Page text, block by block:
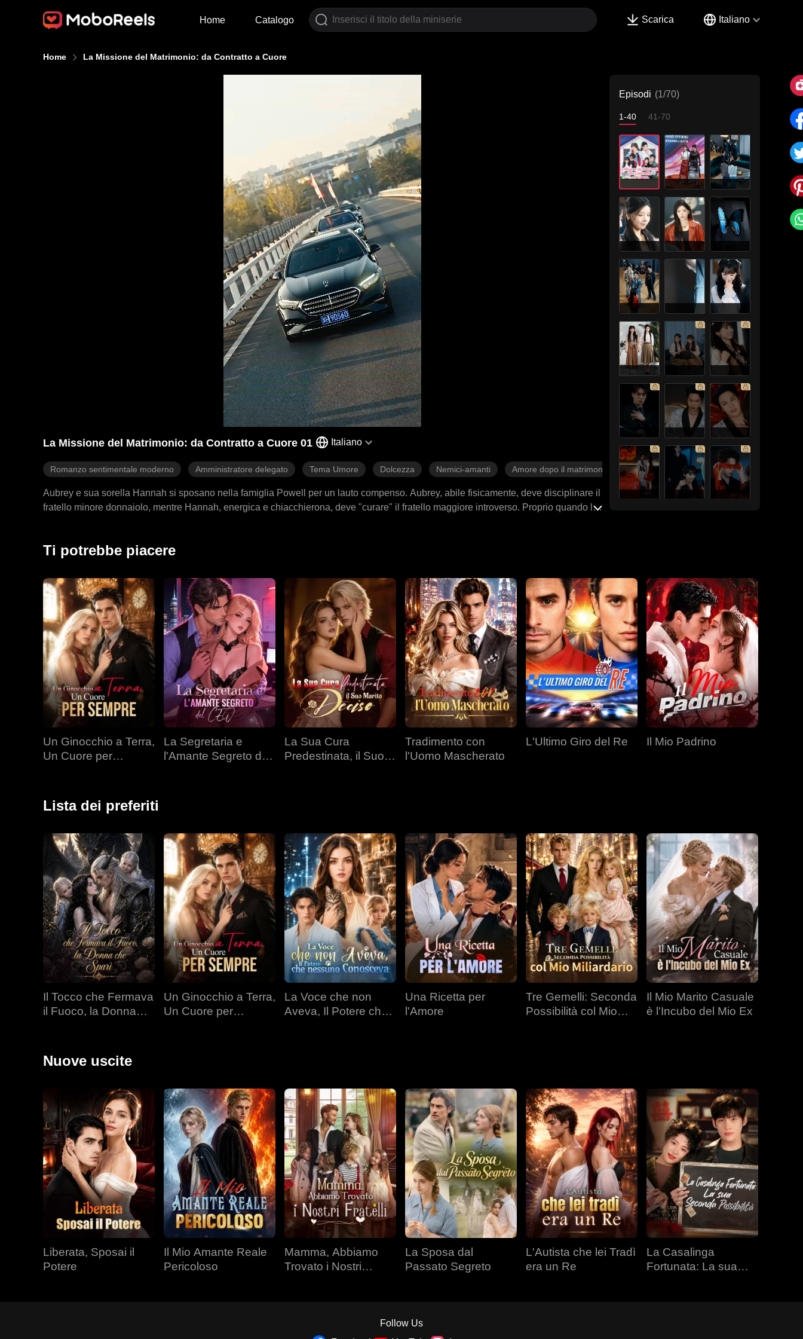
Home Catalogo Scarica Italiano
Home La Missione del Matrimonio: da Contratto a Cuore
La Missione del Matrimonio: da Contratto a Cuore 01 Italiano
Romanzo sentimentale moderno Amministratore delegato Tema Umore Dolcezza Nemici-amanti Amore dopo il matrimonio
Aubrey e sua sorella Hannah si sposano nella famiglia Powell per un lauto compenso. Aubrey, abile fisicamente, deve disciplinare il
fratello minore donnaiolo, mentre Hannah, energica e chiacchierona, deve "curare" il fratello maggiore introverso. Proprio quando le
Episodi (1/70)
1-40 41-70
Ti potrebbe piacere
Un Ginocchio a Terra,
Un Cuore per
La Segretaria e
l'Amante Segreto del
La Sua Cura
Predestinata, il Suo
Tradimento con
l'Uomo Mascherato
L'Ultimo Giro del Re Il Mio Padrino
Lista dei preferiti
Il Tocco che Fermava
il Fuoco, la Donna
Un Ginocchio a Terra,
Un Cuore per
La Voce che non
Aveva, Il Potere che
Una Ricetta per
l'Amore
Tre Gemelli: Seconda
Possibilità col Mio
Il Mio Marito Casuale
è l'Incubo del Mio Ex
Nuove uscite
Liberata, Sposai il
Potere
Il Mio Amante Reale
Pericoloso
Mamma, Abbiamo
Trovato i Nostri
La Sposa dal
Passato Segreto
L'Autista che lei Tradì
era un Re
La Casalinga
Fortunata: La sua
Follow Us